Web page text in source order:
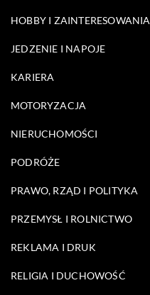
HOBBY I ZAINTERESOWANIA
JEDZENIE I NAPOJE
KARIERA
MOTORYZACJA
NIERUCHOMOŚCI
PODRÓŻE
PRAWO, RZĄD I POLITYKA
PRZEMYSŁ I ROLNICTWO
REKLAMA I DRUK
RELIGIA I DUCHOWOŚĆ